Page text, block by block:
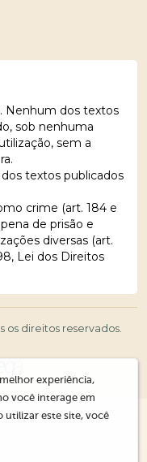
Nenhum dos textos
sob nenhuma
sem a
textos publicados
crime (art. 184 e
de prisão e
diversas (art.
Lei dos Direitos
os direitos reservados.
experiência,
você interage em
utilizar este site, você